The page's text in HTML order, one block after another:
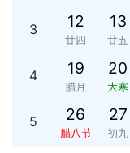
3 12
廿四
13
廿五
4 19
腊月
20
大寒
5 26
腊八节
27
初九